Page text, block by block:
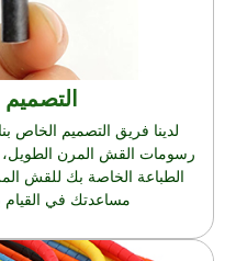
لدينا فريق التصميم الخاص
رسومات القش المرن
الطباعة الخاصة بك للقش
مساعدتك في القيام